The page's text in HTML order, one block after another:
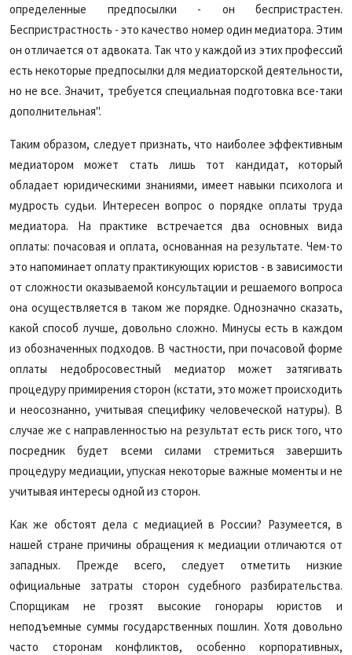
определенные предпосылки - он беспристрастен.
Беспристрастность - это качество номер один медиатора. Этим
он отличается от адвоката. Так что у каждой из этих профессий
есть некоторые предпосылки для медиаторской деятельности,
но не все. Значит, требуется специальная подготовка все-таки
дополнительная".
Таким образом, следует признать, что наиболее эффективным
медиатором может стать лишь тот кандидат, который
обладает юридическими знаниями, имеет навыки психолога и
мудрость судьи. Интересен вопрос о порядке оплаты труда
медиатора. На практике встречается два основных вида
оплаты: почасовая и оплата, основанная на результате. Чем-то
это напоминает оплату практикующих юристов - в зависимости
от сложности оказываемой консультации и решаемого вопроса
она осуществляется в таком же порядке. Однозначно сказать,
какой способ лучше, довольно сложно. Минусы есть в каждом
из обозначенных подходов. В частности, при почасовой форме
оплаты недобросовестный медиатор может затягивать
процедуру примирения сторон (кстати, это может происходить
и неосознанно, учитывая специфику человеческой натуры). В
случае же с направленностью на результат есть риск того, что
посредник будет всеми силами стремиться завершить
процедуру медиации, упуская некоторые важные моменты и не
учитывая интересы одной из сторон.
Как же обстоят дела с медиацией в России? Разумеется, в
нашей стране причины обращения к медиации отличаются от
западных. Прежде всего, следует отметить низкие
официальные затраты сторон судебного разбирательства.
Спорщикам не грозят высокие гонорары юристов и
неподъемные суммы государственных пошлин. Хотя довольно
часто сторонам конфликтов, особенно корпоративных,